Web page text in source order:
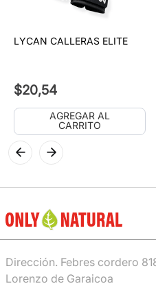
LYCAN CALLERAS ELITE
$20,54
AGREGAR AL
CARRITO
Dirección. Febres cordero
Lorenzo de Garaicoa